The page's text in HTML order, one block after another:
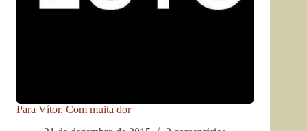
Para Vítor. Com muita dor